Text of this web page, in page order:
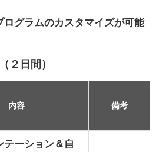
グラムのカスタマイズが可能
２日間）
内容 備考
テーション＆自